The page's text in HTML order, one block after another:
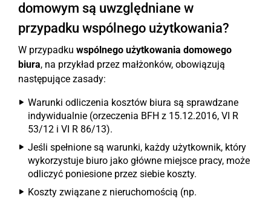
domowym są uwzględniane w
przypadku wspólnego użytkowania?
W przypadku wspólnego użytkowania domowego
biura, na przykład przez małżonków, obowiązują
następujące zasady:
Warunki odliczenia kosztów biura są sprawdzane
indywidualnie (orzeczenia BFH z 15.12.2016, VI R
53/12 i VI R 86/13).
Jeśli spełnione są warunki, każdy użytkownik, który
wykorzystuje biuro jako główne miejsce pracy, może
odliczyć poniesione przez siebie koszty.
Koszty związane z nieruchomością (np.